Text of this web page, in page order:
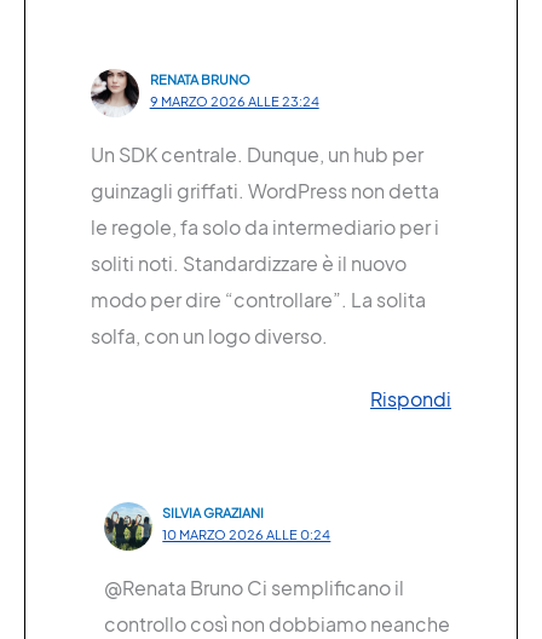
RENATA BRUNO
9 MARZO 2026 ALLE 23:24
Un SDK centrale. Dunque, un hub per
guinzagli griffati. WordPress non detta
le regole, fa solo da intermediario per i
soliti noti. Standardizzare è il nuovo
modo per dire “controllare”. La solita
solfa, con un logo diverso.
Rispondi
SILVIA GRAZIANI
10 MARZO 2026 ALLE 0:24
@Renata Bruno Ci semplificano il
controllo così non dobbiamo neanche